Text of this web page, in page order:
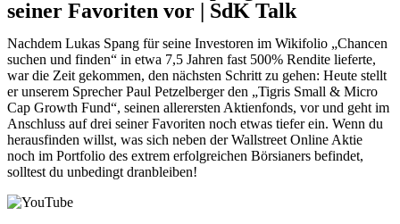
seiner Favoriten vor | SdK Talk
Nachdem Lukas Spang für seine Investoren im Wikifolio „Chancen
suchen und finden“ in etwa 7,5 Jahren fast 500% Rendite lieferte,
war die Zeit gekommen, den nächsten Schritt zu gehen: Heute stellt
er unserem Sprecher Paul Petzelberger den „Tigris Small & Micro
Cap Growth Fund“, seinen allerersten Aktienfonds, vor und geht im
Anschluss auf drei seiner Favoriten noch etwas tiefer ein. Wenn du
herausfinden willst, was sich neben der Wallstreet Online Aktie
noch im Portfolio des extrem erfolgreichen Börsianers befindet,
solltest du unbedingt dranbleiben!